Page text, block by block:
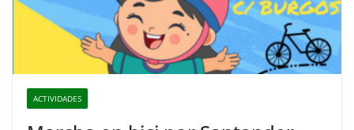
ACTIVIDADES